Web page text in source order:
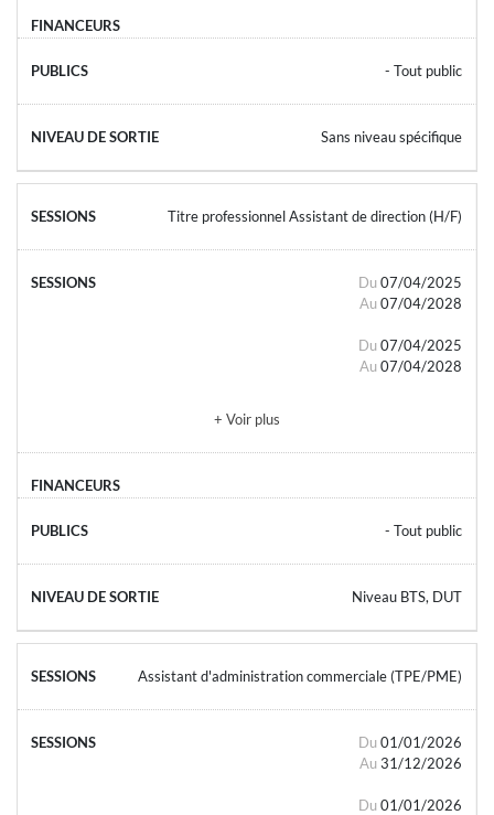
- Tout public
Sans niveau spécifique
Titre professionnel Assistant de direction (H/F)
Du 07/04/2025
Au 07/04/2028
Du 07/04/2025
Au 07/04/2028
+ Voir plus
- Tout public
Niveau BTS, DUT
Assistant d'administration commerciale (TPE/PME)
Du 01/01/2026
Au 31/12/2026
Du 01/01/2026